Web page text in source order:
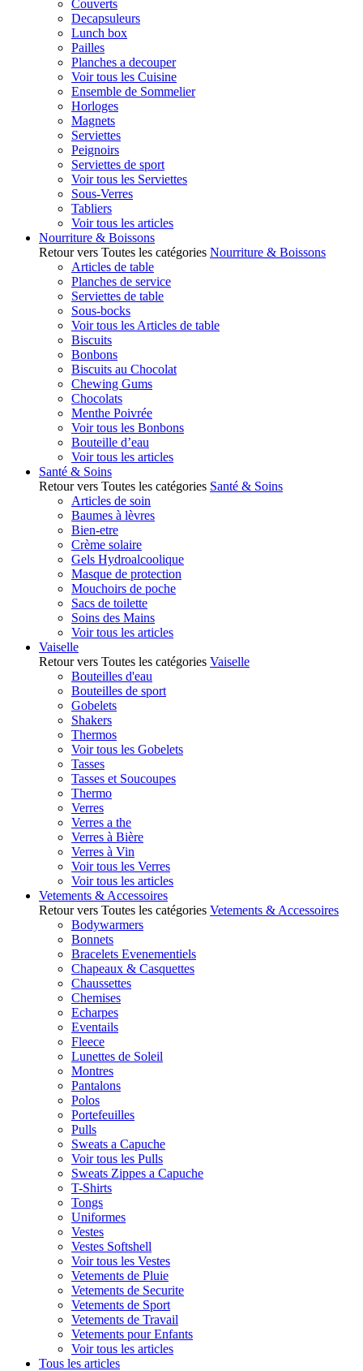
Couverts
Decapsuleurs
Lunch box
Pailles
Planches a decouper
Voir tous les Cuisine
Ensemble de Sommelier
Horloges
Magnets
Serviettes
Peignoirs
Serviettes de sport
Voir tous les Serviettes
Sous-Verres
Tabliers
Voir tous les articles
Nourriture & Boissons
Retour vers Toutes les catégories Nourriture & Boissons
Articles de table
Planches de service
Serviettes de table
Sous-bocks
Voir tous les Articles de table
Biscuits
Bonbons
Biscuits au Chocolat
Chewing Gums
Chocolats
Menthe Poivrée
Voir tous les Bonbons
Bouteille d’eau
Voir tous les articles
Santé & Soins
Retour vers Toutes les catégories Santé & Soins
Articles de soin
Baumes à lèvres
Bien-etre
Crème solaire
Gels Hydroalcoolique
Masque de protection
Mouchoirs de poche
Sacs de toilette
Soins des Mains
Voir tous les articles
Vaiselle
Retour vers Toutes les catégories Vaiselle
Bouteilles d'eau
Bouteilles de sport
Gobelets
Shakers
Thermos
Voir tous les Gobelets
Tasses
Tasses et Soucoupes
Thermo
Verres
Verres a the
Verres à Bière
Verres à Vin
Voir tous les Verres
Voir tous les articles
Vetements & Accessoires
Retour vers Toutes les catégories Vetements & Accessoires
Bodywarmers
Bonnets
Bracelets Evenementiels
Chapeaux & Casquettes
Chaussettes
Chemises
Echarpes
Eventails
Fleece
Lunettes de Soleil
Montres
Pantalons
Polos
Portefeuilles
Pulls
Sweats a Capuche
Voir tous les Pulls
Sweats Zippes a Capuche
T-Shirts
Tongs
Uniformes
Vestes
Vestes Softshell
Voir tous les Vestes
Vetements de Pluie
Vetements de Securite
Vetements de Sport
Vetements de Travail
Vetements pour Enfants
Voir tous les articles
Tous les articles